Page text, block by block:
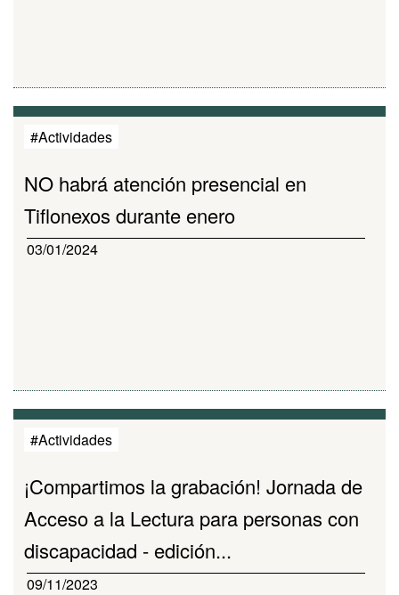
#Actividades
NO habrá atención presencial en
Tiflonexos durante enero
03/01/2024
#Actividades
¡Compartimos la grabación! Jornada de
Acceso a la Lectura para personas con
discapacidad - edición...
09/11/2023